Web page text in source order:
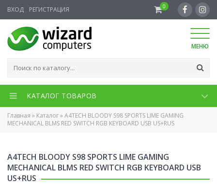
ВХОД РЕГИСТРАЦИЯ 0
МЕНЮ
КАТАЛОГ ТОВАРОВ
Главная » Каталог»A4TECH BLOODY S98 SPORTS LIME GAMING
MECHANICAL BLMS RED SWITCH RGB KEYBOARD USB US+RUS
A4TECH BLOODY S98 SPORTS LIME GAMING
MECHANICAL BLMS RED SWITCH RGB KEYBOARD USB
US+RUS